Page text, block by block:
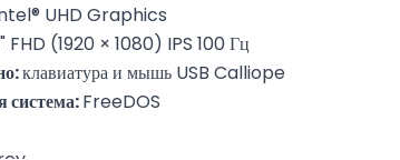
UHD Graphics
FHD (1920 × 1080) IPS 100 Гц
клавиатура и мышь USB Calliope
система: FreeDOS